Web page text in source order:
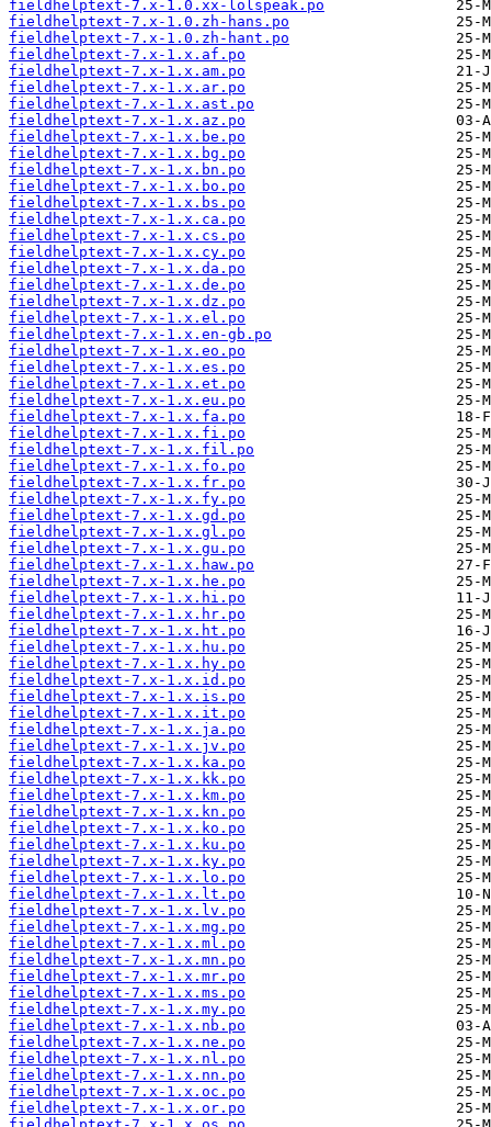
fieldhelptext-7.x-1.0.xx-lolspeak.po
fieldhelptext-7.x-1.0.zh-hans.po
fieldhelptext-7.x-1.0.zh-hant.po
fieldhelptext-7.x-1.x.af.po
fieldhelptext-7.x-1.x.am.po
fieldhelptext-7.x-1.x.ar.po
fieldhelptext-7.x-1.x.ast.po
fieldhelptext-7.x-1.x.az.po
fieldhelptext-7.x-1.x.be.po
fieldhelptext-7.x-1.x.bg.po
fieldhelptext-7.x-1.x.bn.po
fieldhelptext-7.x-1.x.bo.po
fieldhelptext-7.x-1.x.bs.po
fieldhelptext-7.x-1.x.ca.po
fieldhelptext-7.x-1.x.cs.po
fieldhelptext-7.x-1.x.cy.po
fieldhelptext-7.x-1.x.da.po
fieldhelptext-7.x-1.x.de.po
fieldhelptext-7.x-1.x.dz.po
fieldhelptext-7.x-1.x.el.po
fieldhelptext-7.x-1.x.en-gb.po
fieldhelptext-7.x-1.x.eo.po
fieldhelptext-7.x-1.x.es.po
fieldhelptext-7.x-1.x.et.po
fieldhelptext-7.x-1.x.eu.po
fieldhelptext-7.x-1.x.fa.po
fieldhelptext-7.x-1.x.fi.po
fieldhelptext-7.x-1.x.fil.po
fieldhelptext-7.x-1.x.fo.po
fieldhelptext-7.x-1.x.fr.po
fieldhelptext-7.x-1.x.fy.po
fieldhelptext-7.x-1.x.gd.po
fieldhelptext-7.x-1.x.gl.po
fieldhelptext-7.x-1.x.gu.po
fieldhelptext-7.x-1.x.haw.po
fieldhelptext-7.x-1.x.he.po
fieldhelptext-7.x-1.x.hi.po
fieldhelptext-7.x-1.x.hr.po
fieldhelptext-7.x-1.x.ht.po
fieldhelptext-7.x-1.x.hu.po
fieldhelptext-7.x-1.x.hy.po
fieldhelptext-7.x-1.x.id.po
fieldhelptext-7.x-1.x.is.po
fieldhelptext-7.x-1.x.it.po
fieldhelptext-7.x-1.x.ja.po
fieldhelptext-7.x-1.x.jv.po
fieldhelptext-7.x-1.x.ka.po
fieldhelptext-7.x-1.x.kk.po
fieldhelptext-7.x-1.x.km.po
fieldhelptext-7.x-1.x.kn.po
fieldhelptext-7.x-1.x.ko.po
fieldhelptext-7.x-1.x.ku.po
fieldhelptext-7.x-1.x.ky.po
fieldhelptext-7.x-1.x.lo.po
fieldhelptext-7.x-1.x.lt.po
fieldhelptext-7.x-1.x.lv.po
fieldhelptext-7.x-1.x.mg.po
fieldhelptext-7.x-1.x.ml.po
fieldhelptext-7.x-1.x.mn.po
fieldhelptext-7.x-1.x.mr.po
fieldhelptext-7.x-1.x.ms.po
fieldhelptext-7.x-1.x.my.po
fieldhelptext-7.x-1.x.nb.po
fieldhelptext-7.x-1.x.ne.po
fieldhelptext-7.x-1.x.nl.po
fieldhelptext-7.x-1.x.nn.po
fieldhelptext-7.x-1.x.oc.po
fieldhelptext-7.x-1.x.or.po